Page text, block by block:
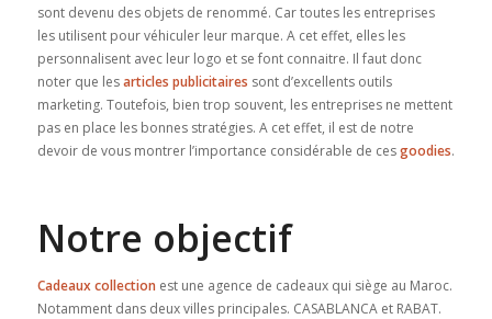
sont devenu des objets de renommé. Car toutes les entreprises
les utilisent pour véhiculer leur marque. A cet effet, elles les
personnalisent avec leur logo et se font connaitre. Il faut donc
noter que lesarticles publicitaires sont d’excellents outils
marketing. Toutefois, bien trop souvent, les entreprises ne mettent
pas en place les bonnes stratégies. A cet effet, il est de notre
devoir de vous montrer l’importance considérable de cesgoodies.
Notre objectif
Cadeaux collection est une agence de cadeaux qui siège au Maroc.
Notamment dans deux villes principales. CASABLANCA et RABAT.